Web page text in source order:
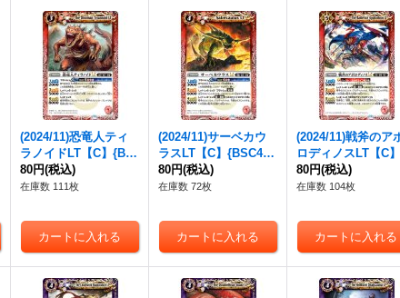
(2024/11)恐竜人ティ
ラノイドLT【C】{BS
C45-007}《赤》
80円(税込)
在庫数 111枚
(2024/11)サーベカウ
ラスLT【C】{BSC45-
008}《赤》
80円(税込)
在庫数 72枚
(2024/11)戦斧のア
ロディノスLT【C
SC45-010}《赤》
80円(税込)
在庫数 104枚